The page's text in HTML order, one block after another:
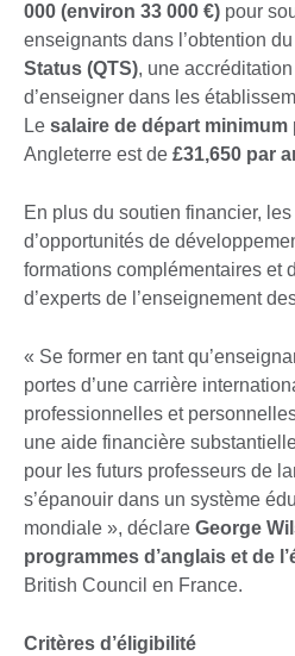
000 (environ 33 000 €) pour
enseignants dans l’obtention du
Status (QTS), une
d’enseigner dans les
Le salaire de départ minimum
Angleterre est de £31,650 par
En plus du soutien financier,
d’opportunités de
formations complémentaires et
d’experts de l’enseignement
« Se former en tant
portes d’une carrière
professionnelles et
une aide financière
pour les futurs professeurs de
s’épanouir dans un système
mondiale », déclare George
programmes d’anglais et de
British Council en France.
Critères d’éligibilité